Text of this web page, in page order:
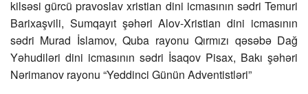
kilsəsi gürcü pravoslav xristian dini icmasının sədri Temuri
Barixaşvili, Sumqayıt şəhəri Alov-Xristian dini icmasının
sədri Murad İslamov, Quba rayonu Qırmızı qəsəbə Dağ
Yəhudiləri dini icmasının sədri İsaqov Pisax, Bakı şəhəri
Nərimanov rayonu “Yeddinci Günün Adventistləri”